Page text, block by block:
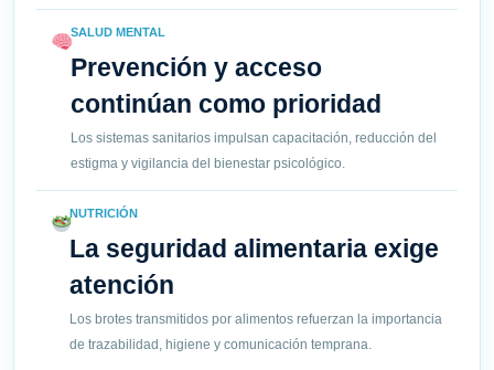
SALUD MENTAL
Prevención y acceso
continúan como prioridad
Los sistemas sanitarios impulsan capacitación, reducción del
estigma y vigilancia del bienestar psicológico.
NUTRICIÓN
La seguridad alimentaria exige
atención
Los brotes transmitidos por alimentos refuerzan la importancia
de trazabilidad, higiene y comunicación temprana.